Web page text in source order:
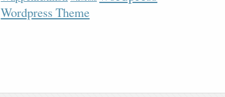
Wordpress Theme